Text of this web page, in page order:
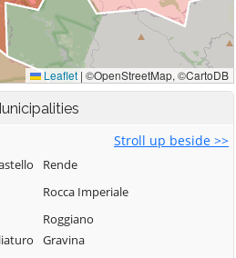
Stroll up beside >>
Rende
Rocca Imperiale
Roggiano
Gravina